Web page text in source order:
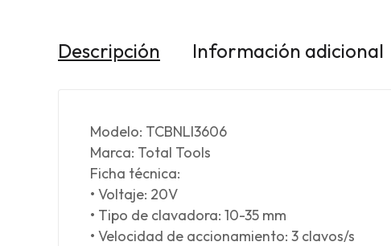
Descripción Información adicional
Modelo: TCBNLI3606
Marca: Total Tools
Ficha técnica:
• Voltaje: 20V
• Tipo de clavadora: 10-35 mm
• Velocidad de accionamiento: 3 clavos/s